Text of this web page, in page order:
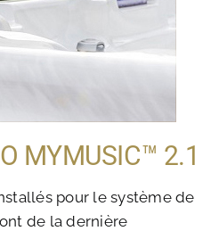
MYMUSIC™ 2.1
pour le système de
de la dernière